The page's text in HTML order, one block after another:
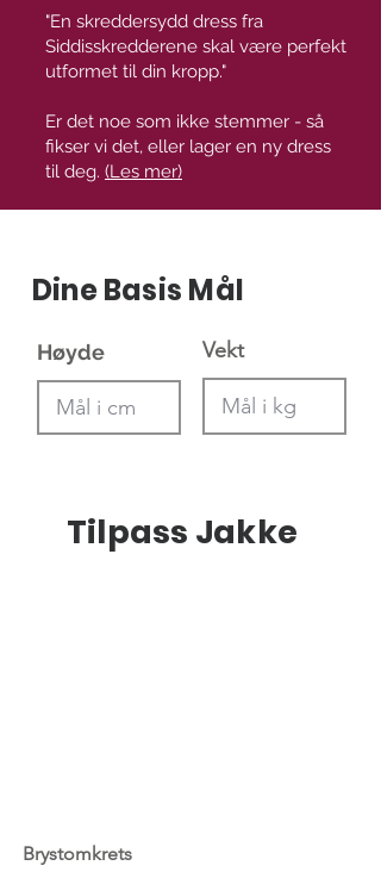
"En skreddersydd dress fra
Siddisskredderene skal være perfekt
utformet til din kropp."
Er det noe som ikke stemmer - så
fikser vi det, eller lager en ny dress
til deg. (Les mer)
Dine Basis Mål
Høyde Vekt
Tilpass Jakke
Brystomkrets